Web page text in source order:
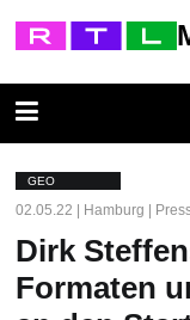
GEO
02.05.22 | Hamburg |
Dirk
Formaten